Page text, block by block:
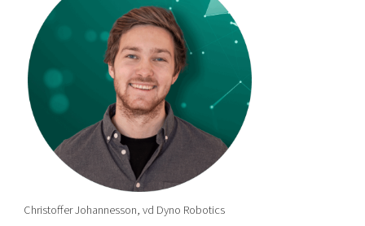
Christoffer Johannesson, vd Dyno Robotics